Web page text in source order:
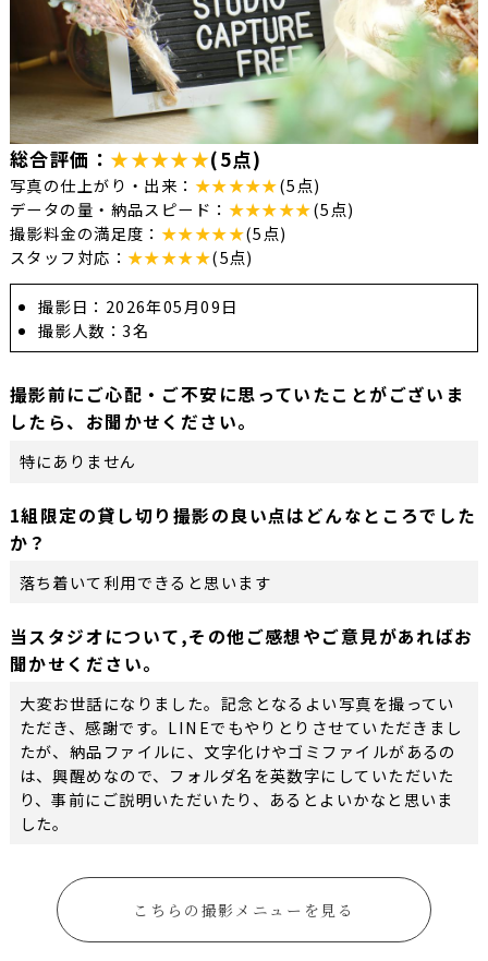
総合評価： ★★★★★(5点)
写真の仕上がり・出来： ★★★★★(5点)
データの量・納品スピード： ★★★★★(5点)
撮影料金の満足度： ★★★★★(5点)
スタッフ対応： ★★★★★(5点)
撮影日：2026年05月09日
撮影人数：3名
撮影前にご心配・ご不安に思っていたことがございま
したら、お聞かせください。
特にありません
1組限定の貸し切り撮影の良い点はどんなところでした
か？
落ち着いて利用できると思います
当スタジオについて,その他ご感想やご意見があればお
聞かせください。
大変お世話になりました。記念となるよい写真を撮ってい
ただき、感謝です。LINEでもやりとりさせていただきまし
たが、納品ファイルに、文字化けやゴミファイルがあるの
は、興醒めなので、フォルダ名を英数字にしていただいた
り、事前にご説明いただいたり、あるとよいかなと思いま
した。
こちらの撮影メニューを見る